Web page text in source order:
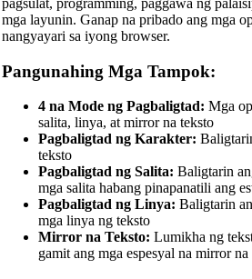
pagsulat, programming, paggawa ng
mga layunin. Ganap na pribado ang mga
nangyayari sa iyong browser.
Pangunahing Mga Tampok:
4 na Mode ng Pagbaligtad: Mga
salita, linya, at mirror na teksto
Pagbaligtad ng Karakter:
teksto
Pagbaligtad ng Salita: Baligtarin
mga salita habang pinapanatili ang
Pagbaligtad ng Linya: Baligtarin
mga linya ng teksto
Mirror na Teksto: Lumikha ng
gamit ang mga espesyal na mirror